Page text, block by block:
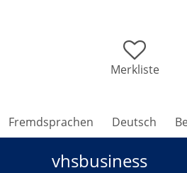
Merkliste
Fremdsprachen Deutsch
vhsbusiness